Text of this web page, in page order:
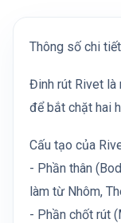
Thông số chi
Đinh rút Rivet là
để bắt chặt hai
Cấu tạo của
- Phần thân
làm từ Nhôm,
- Phần chốt rút